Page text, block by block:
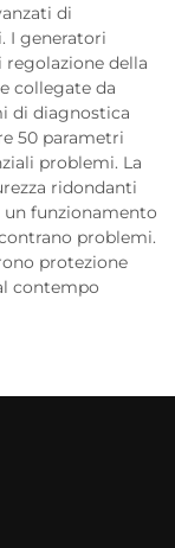
di
I generatori
della
collegate da
di diagnostica
50 parametri
problemi. La
ridondanti
funzionamento
problemi.
protezione
contempo